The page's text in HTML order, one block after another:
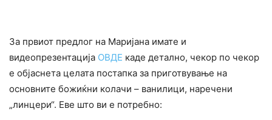
За првиот предлог на Маријана имате и
видеопрезентација ОВДЕ каде детално, чекор по чекор
е објаснета целата постапка за приготвување на
основните божиќни колачи – ванилици, наречени
„линцери“. Еве што ви е потребно: